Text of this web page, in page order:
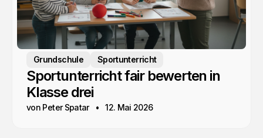
Grundschule Sportunterricht
Sportunterricht fair bewerten in
Klasse drei
von Peter Spatar 12. Mai 2026